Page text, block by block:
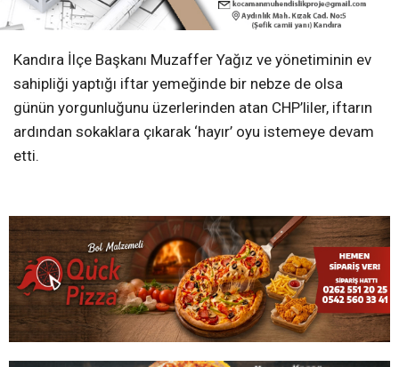
Kandıra İlçe Başkanı Muzaffer Yağız ve yönetiminin ev
sahipliği yaptığı iftar yemeğinde bir nebze de olsa
günün yorgunluğunu üzerlerinden atan CHP’liler, iftarın
ardından sokaklara çıkarak ‘hayır’ oyu istemeye devam
etti.